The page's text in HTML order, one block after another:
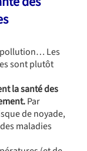
pollution… Les
sont plutôt
la santé des
Par
de noyade,
maladies